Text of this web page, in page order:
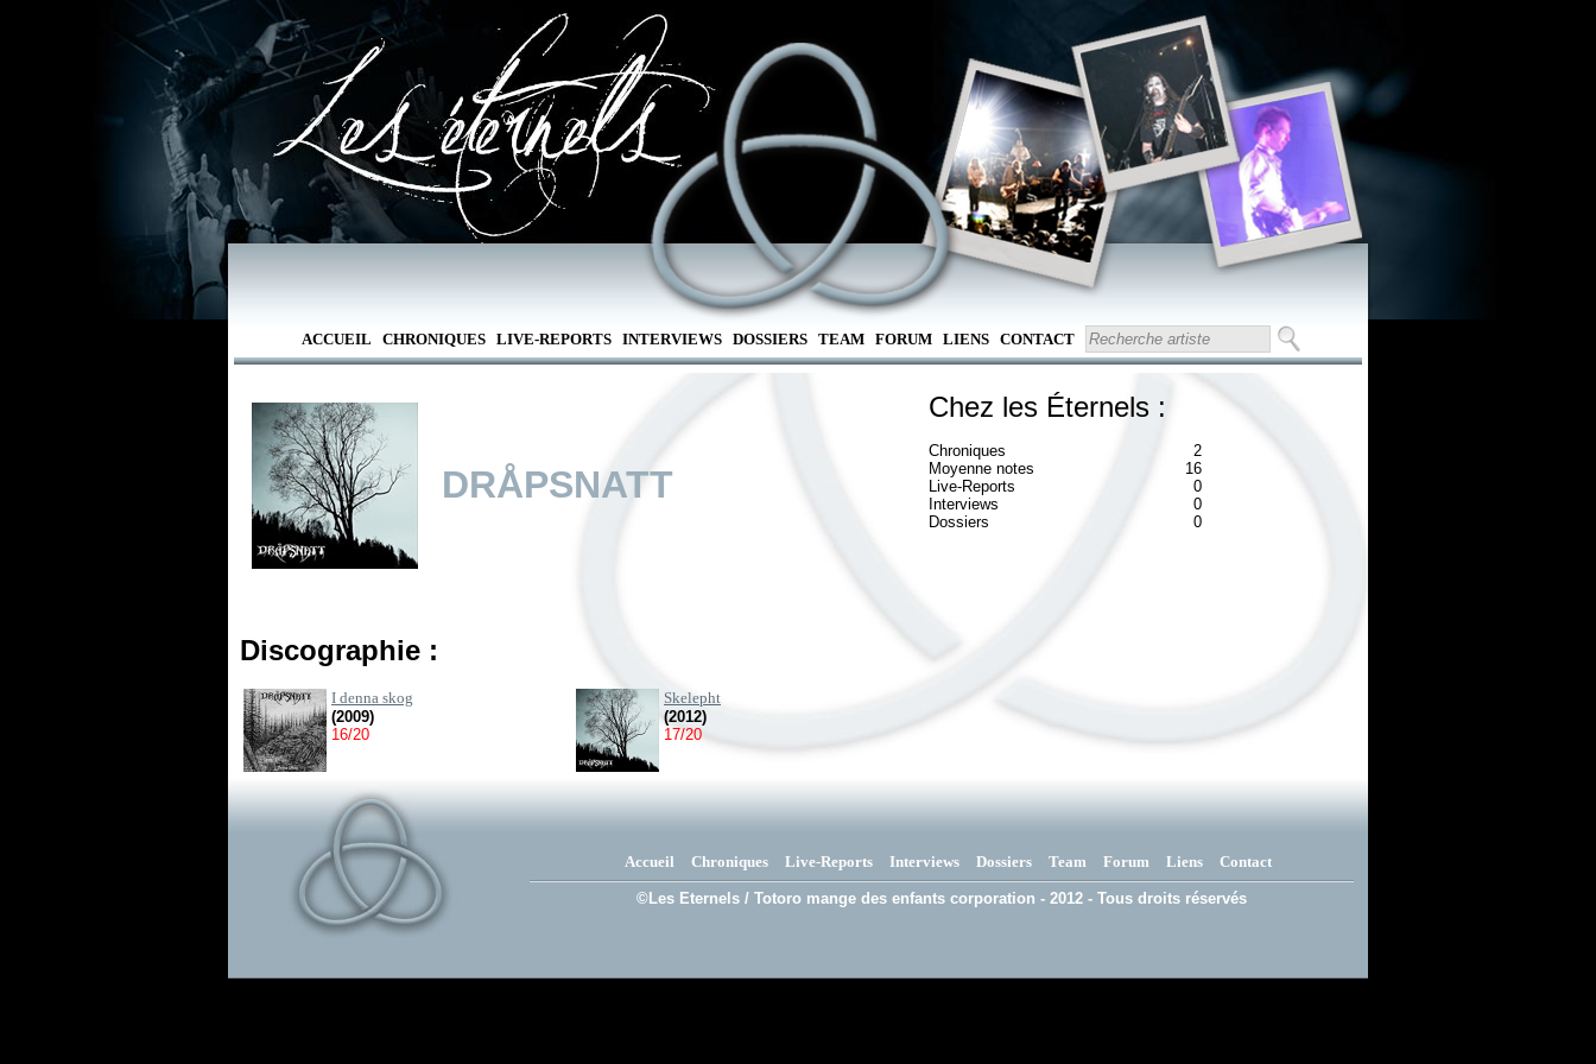
ACCUEIL CHRONIQUES LIVE-REPORTS INTERVIEWS DOSSIERS TEAM FORUM LIENS CONTACT
DRÅPSNATT
Chez les Éternels :
Chroniques
2
Moyenne notes
16
Live-Reports
0
Interviews
0
Dossiers
0
Discographie :
I denna skog
(2009)
16/20
Skelepht
(2012)
17/20
Accueil Chroniques Live-Reports Interviews Dossiers Team Forum Liens Contact
©Les Eternels / Totoro mange des enfants corporation - 2012 - Tous droits réservés